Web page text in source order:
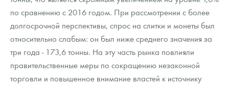
по сравнению с 2016 годом. При рассмотрении с более
долгосрочной перспективы, спрос на слитки и монеты был
относительно слабым: он был ниже среднего значения за
три года - 173,6 тонны. На эту часть рынка повлияли
правительственные меры по сокращению незаконной
торговли и повышенное внимание властей к источнику